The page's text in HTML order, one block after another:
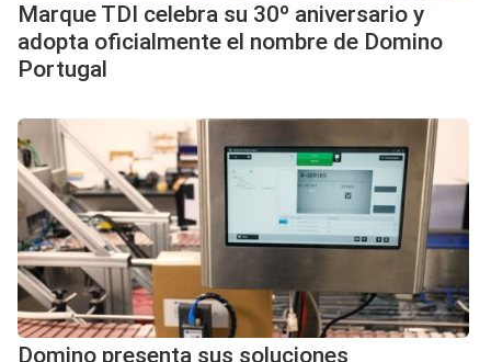
Marque TDI celebra su 30º aniversario y
adopta oficialmente el nombre de Domino
Portugal
Domino presenta sus soluciones